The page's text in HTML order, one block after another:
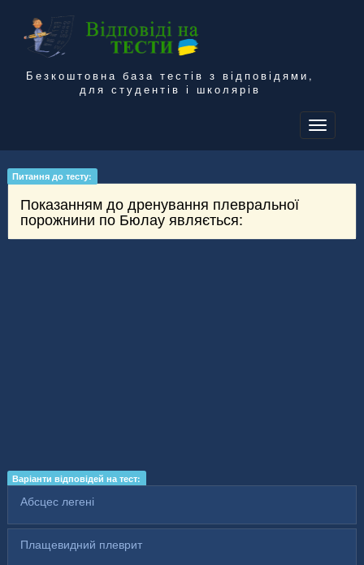
Безкоштовна база тестів з відповідями,
для студентів і школярів
Питання до тесту:
Показанням до дренування плевральної
порожнини по Бюлау являється:
Варіанти відповідей на тест:
Абсцес легені
Плащевидний плеврит